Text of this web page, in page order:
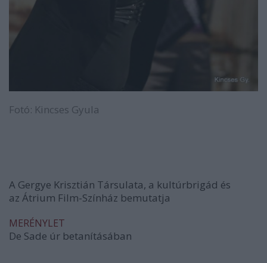
Fotó: Kincses Gyula
A Gergye Krisztián Társulata, a kultúrbrigád és
az Átrium Film-Színház bemutatja
MERÉNYLET
De Sade úr betanításában